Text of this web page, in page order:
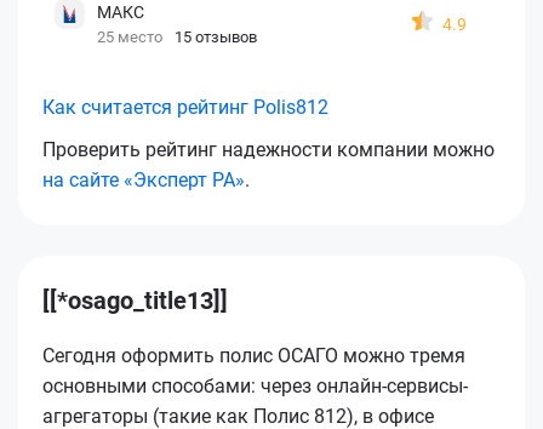
МАКС
25 место 15 отзывов
4.9
Как считается рейтинг Polis812
Проверить рейтинг надежности компании можно
на сайте «Эксперт РА».
[[*osago_title13]]
Сегодня оформить полис ОСАГО можно тремя
основными способами: через онлайн-сервисы-
агрегаторы (такие как Полис 812), в офисе